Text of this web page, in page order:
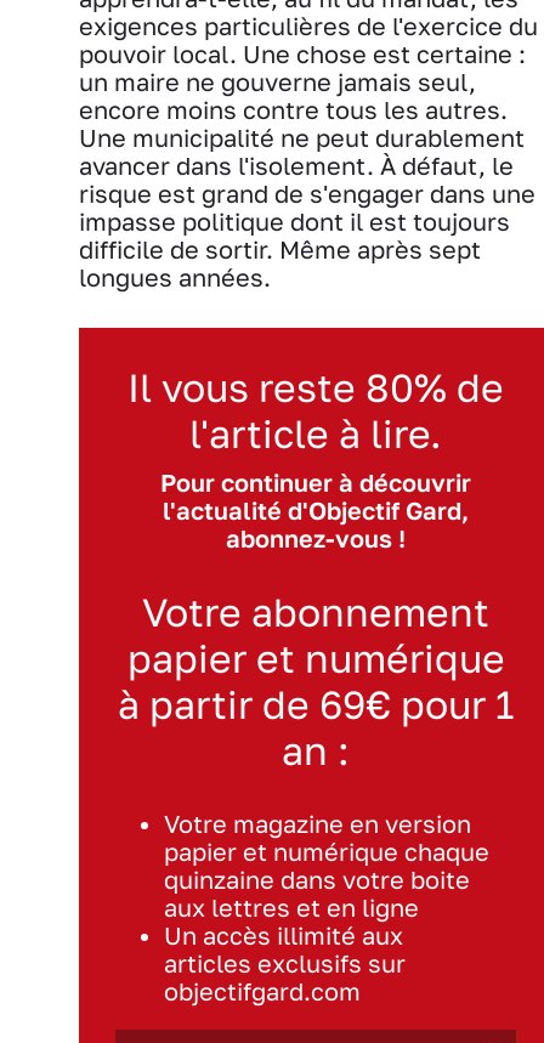
exigences particulières de l'exercice du
pouvoir local. Une chose est certaine :
un maire ne gouverne jamais seul,
encore moins contre tous les autres.
Une municipalité ne peut durablement
avancer dans l'isolement. À défaut, le
risque est grand de s'engager dans une
impasse politique dont il est toujours
difficile de sortir. Même après sept
longues années.
Il vous reste 80% de
l'article à lire.
Pour continuer à découvrir
l'actualité d'Objectif Gard,
abonnez-vous !
Votre abonnement
papier et numérique
à partir de 69€ pour 1
an :
Votre magazine en version
papier et numérique chaque
quinzaine dans votre boite
aux lettres et en ligne
Un accès illimité aux
articles exclusifs sur
objectifgard.com